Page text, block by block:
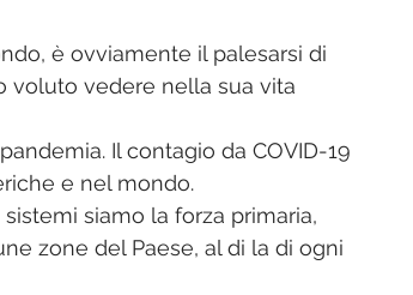
è ovviamente il palesarsi di
voluto vedere nella sua vita
Il contagio da COVID-19
e nel mondo.
siamo la forza primaria,
zone del Paese, al di la di ogni